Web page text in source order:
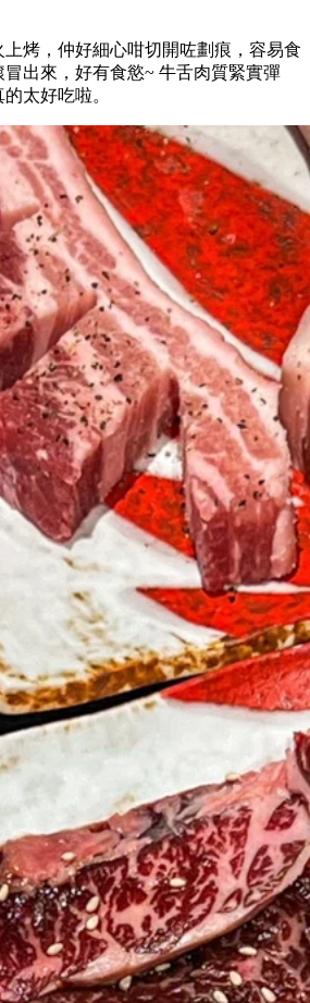
烤，仲好細心咁切開咗劃痕，容易食
出來，好有食慾~ 牛舌肉質緊實彈
太好吃啦。